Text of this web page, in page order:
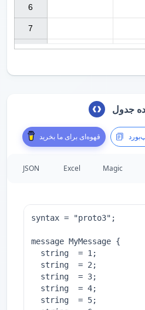
6
7
جدول
قهوه‌ای برای ما بخرید
JSON Excel Magic